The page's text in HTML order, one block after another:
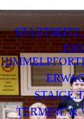
TERMINE &